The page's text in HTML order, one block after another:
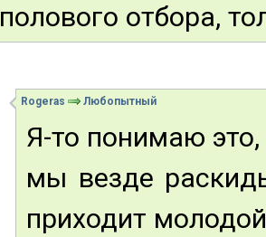
полового отбора,
Rogeras Любопытный
Я-то понимаю
мы везде
приходит